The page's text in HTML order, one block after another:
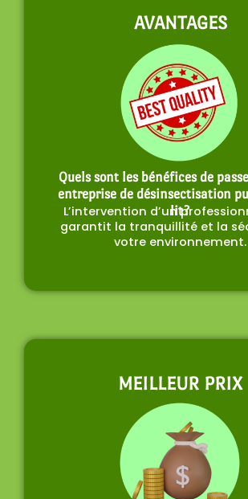
AVANTAGES
Quels sont les bénéfices de
entreprise de désinsectisation
lit?
L’intervention d’un
garantit la tranquillité et la
votre environnement.
MEILLEUR PRIX